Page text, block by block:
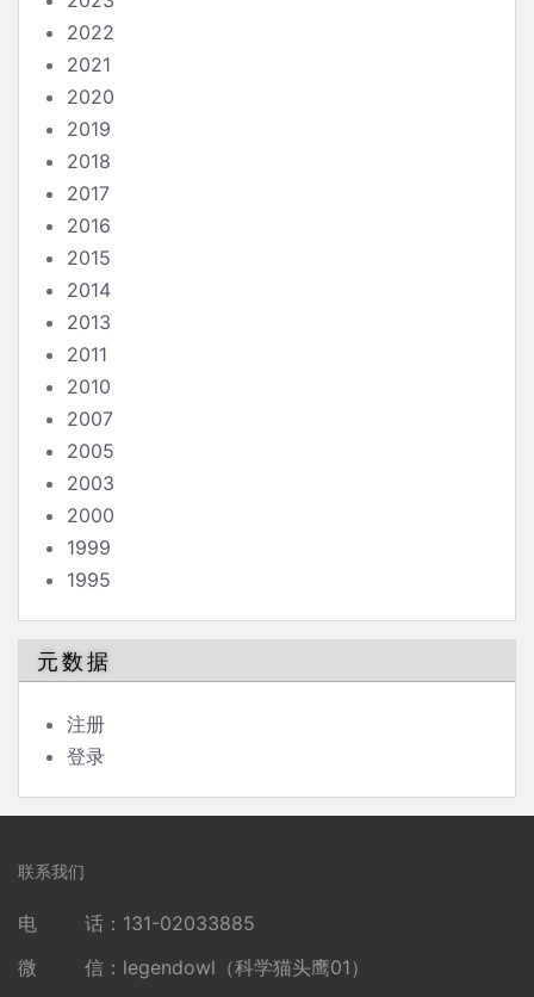
2022
2021
2020
2019
2018
2017
2016
2015
2014
2013
2011
2010
2007
2005
2003
2000
1999
1995
元数据
注册
登录
联系我们
电 话：131-02033885
微 信：legendowl（科学猫头鹰01）